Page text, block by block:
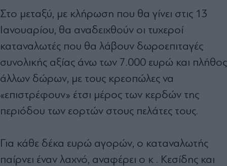
Στο μεταξύ, με κλήρωση που θα γίνει στις 13
Ιανουαρίου, θα αναδειχθούν οι τυχεροί
καταναλωτές που θα λάβουν δωροεπιταγές
συνολικής αξίας άνω των 7.000 ευρώ και πλήθος
άλλων δώρων, με τους κρεοπώλες να
«επιστρέφουν» έτσι μέρος των κερδών της
περιόδου των εορτών στους πελάτες τους.
Για κάθε δέκα ευρώ αγορών, ο καταναλωτής
παίρνει έναν λαχνό, αναφέρει ο κ . Κεσίδης και